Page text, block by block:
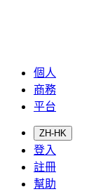
個人
商務
平台
ZH-HK
登入
註冊
幫助